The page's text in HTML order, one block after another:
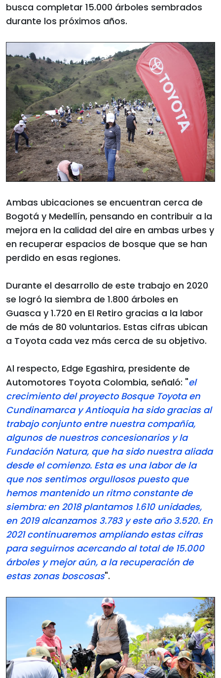
busca completar 15.000 árboles sembrados
durante los próximos años.
Ambas ubicaciones se encuentran cerca de
Bogotá y Medellín, pensando en contribuir a la
mejora en la calidad del aire en ambas urbes y
en recuperar espacios de bosque que se han
perdido en esas regiones.
Durante el desarrollo de este trabajo en 2020
se logró la siembra de 1.800 árboles en
Guasca y 1.720 en El Retiro gracias a la labor
de más de 80 voluntarios. Estas cifras ubican
a Toyota cada vez más cerca de su objetivo.
Al respecto, Edge Egashira, presidente de
Automotores Toyota Colombia, señaló: "el
crecimiento del proyecto Bosque Toyota en
Cundinamarca y Antioquia ha sido gracias al
trabajo conjunto entre nuestra compañía,
algunos de nuestros concesionarios y la
Fundación Natura, que ha sido nuestra aliada
desde el comienzo. Esta es una labor de la
que nos sentimos orgullosos puesto que
hemos mantenido un ritmo constante de
siembra: en 2018 plantamos 1.610 unidades,
en 2019 alcanzamos 3.783 y este año 3.520. En
2021 continuaremos ampliando estas cifras
para seguirnos acercando al total de 15.000
árboles y mejor aún, a la recuperación de
estas zonas boscosas".